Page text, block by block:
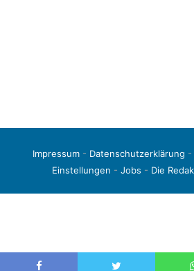
Impressum- Datenschutzerklärung -
Einstellungen - Jobs - Die